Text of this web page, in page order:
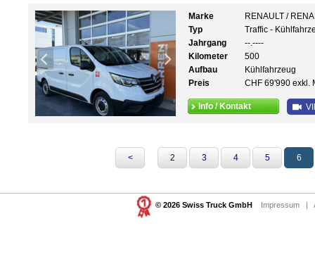
Marke
RENAULT /
Typ
Traffic -
Jahrgang
--.----
Kilometer
500
Aufbau
Kühlfahrzeug
Preis
CHF 69'990 exkl.
Info / Kontakt
< 2 3 4 5 6
© 2026 Swiss Truck GmbH Impressum |